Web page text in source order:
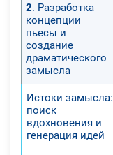
2. Разработка
концепции
пьесы и
создание
драматического
замысла
Истоки замысла:
поиск
вдохновения и
генерация идей